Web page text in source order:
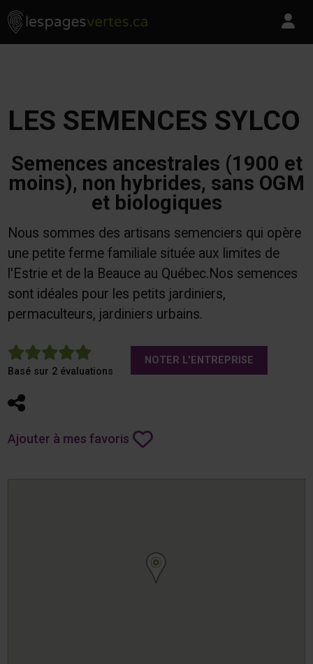
Skip to content
Les Pages Vertes - Go to homepage
LES SEMENCES SYLCO
Semences ancestrales (1900 et
moins), non hybrides, sans OGM
et biologiques
Nous sommes des artisans semenciers qui opère
une petite ferme familiale située aux limites de
l'Estrie et de la Beauce au Québec.Nos semences
sont idéales pour les petits jardiniers,
permaculteurs, jardiniers urbains.
5
Basé sur 2 évaluations
NOTER L'ENTREPRISE
Partager
Ajouter à mes favoris